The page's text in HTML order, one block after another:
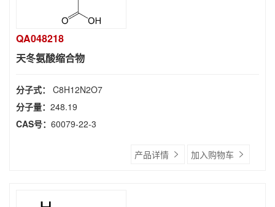
QA048218
天冬氨酸缩合物
分子式： C8H12N2O7
分子量： 248.19
CAS号： 60079-22-3
产品详情 加入购物车